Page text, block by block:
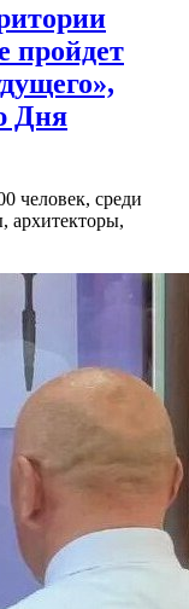
пройдет
Дня
человек, среди
архитекторы,